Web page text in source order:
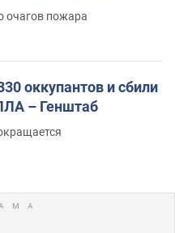
очагов пожара
оккупантов и сбили
– Генштаб